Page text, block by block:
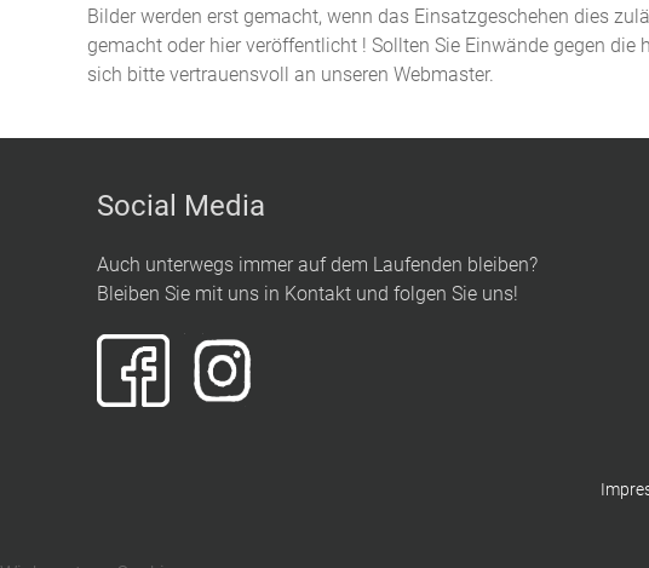
Bilder werden erst gemacht, wenn das Einsatzgeschehen dies
gemacht oder hier veröffentlicht ! Sollten Sie Einwände gegen
sich bitte vertrauensvoll an unseren Webmaster.
Social Media
Auch unterwegs immer auf dem Laufenden bleiben?
Bleiben Sie mit uns in Kontakt und folgen Sie uns!